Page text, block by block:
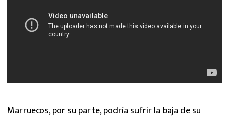
Marruecos, por su parte, podría sufrir la baja de su